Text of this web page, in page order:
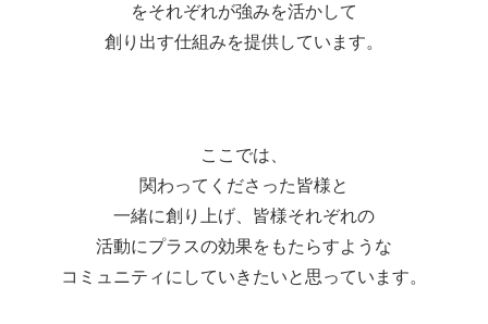
をそれぞれが強みを活かして
創り出す仕組みを提供しています。
ここでは、
関わってくださった皆様と
一緒に創り上げ、皆様それぞれの
活動にプラスの効果をもたらすような
コミュニティにしていきたいと思っています。